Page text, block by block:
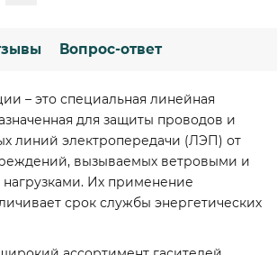
Вопрос-ответ
– это специальная линейная
для защиты проводов и
линий электропередачи (ЛЭП) от
вызываемых ветровыми и
Их применение
срок службы энергетических